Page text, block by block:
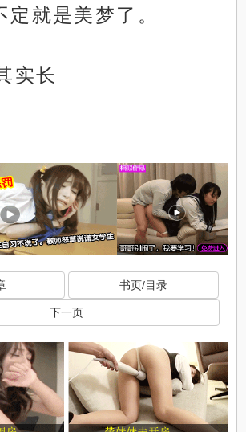
定就是美梦了。
实长
书页/目录
下一页